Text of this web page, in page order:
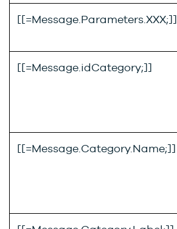
[[=Message.Parameters.XXX;]]
[[=Message.idCategory;]]
[[=Message.Category.Name;]]